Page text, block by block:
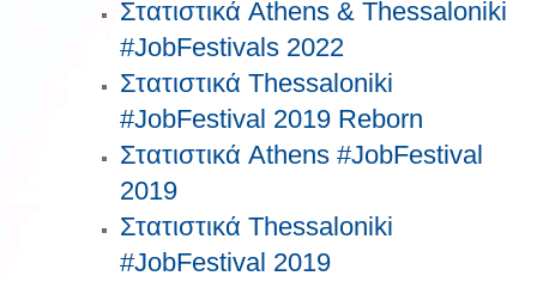
Στατιστικά Athens & Thessaloniki
#JobFestivals 2022
Στατιστικά Thessaloniki
#JobFestival 2019 Reborn
Στατιστικά Athens #JobFestival
2019
Στατιστικά Thessaloniki
#JobFestival 2019